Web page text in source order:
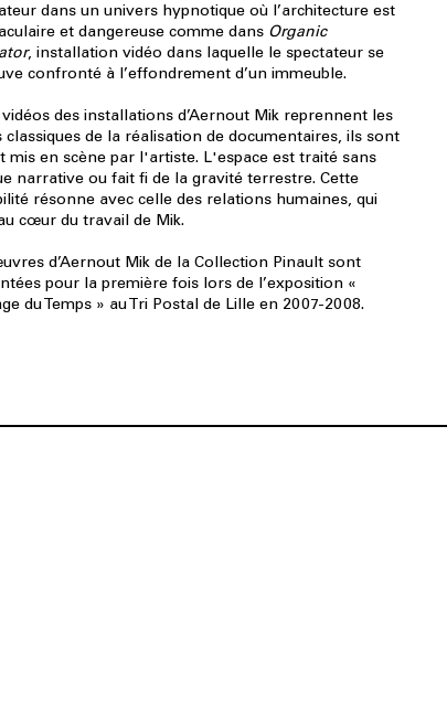
dans un univers hypnotique où l’architecture est
et dangereuse comme dans Organic
, installation vidéo dans laquelle le spectateur se
confronté à l’effondrement d’un immeuble.
vidéos des installations d’Aernout Mik reprennent les
classiques de la réalisation de documentaires, ils sont
mis en scène par l'artiste. L'espace est traité sans
narrative ou fait fi de la gravité terrestre. Cette
résonne avec celle des relations humaines, qui
cœur du travail de Mik.
d’Aernout Mik de la Collection Pinault sont
pour la première fois lors de l’exposition «
du Temps » au Tri Postal de Lille en 2007-2008.